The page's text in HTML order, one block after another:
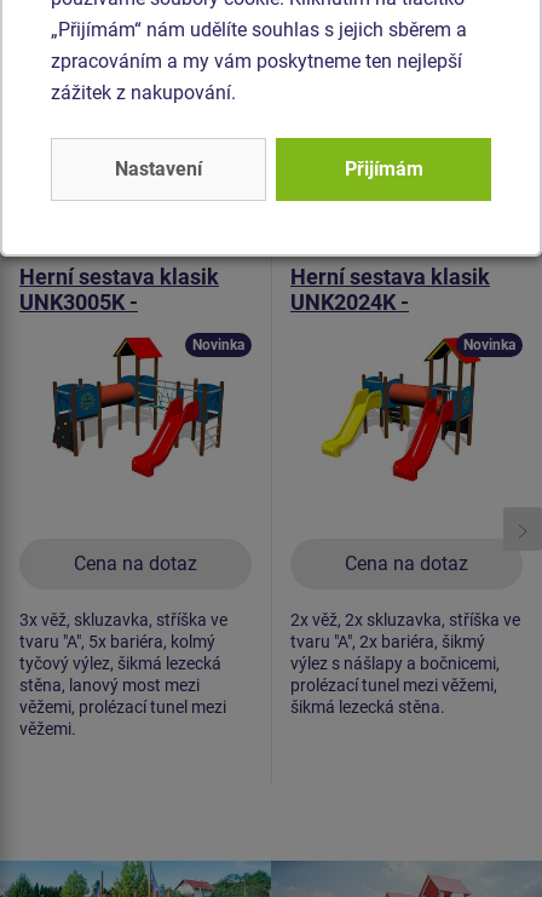
tunel je vyroben z HDPE (celoprobarvený polyethylen, který
se vyznačuje vysokou barevnou stálostí a odolností proti
UV záření). Veškerý spojovací materiál je pozinkovaný
nebo nerezový.
Podobné zboží
Herní sestava klasik
UNK3005K -
Cena na dotaz
Novinka
3x věž, skluzavka, stříška ve
tvaru "A", 5x bariéra, kolmý
tyčový výlez, šikmá lezecká
stěna, lanový most mezi
věžemi, prolézací tunel mezi
věžemi.
Herní sestava klasik
UNK2024K -
Cena na dotaz
Novinka
2x věž, 2x skluzavka, stříška ve
tvaru "A", 2x bariéra, šikmý
výlez s nášlapy a bočnicemi,
prolézací tunel mezi věžemi,
šikmá lezecká stěna.
„Přijímám“ nám udělíte souhlas s jejich sběrem a
zpracováním a my vám poskytneme ten nejlepší
zážitek z nakupování.
Nastavení Přijímám